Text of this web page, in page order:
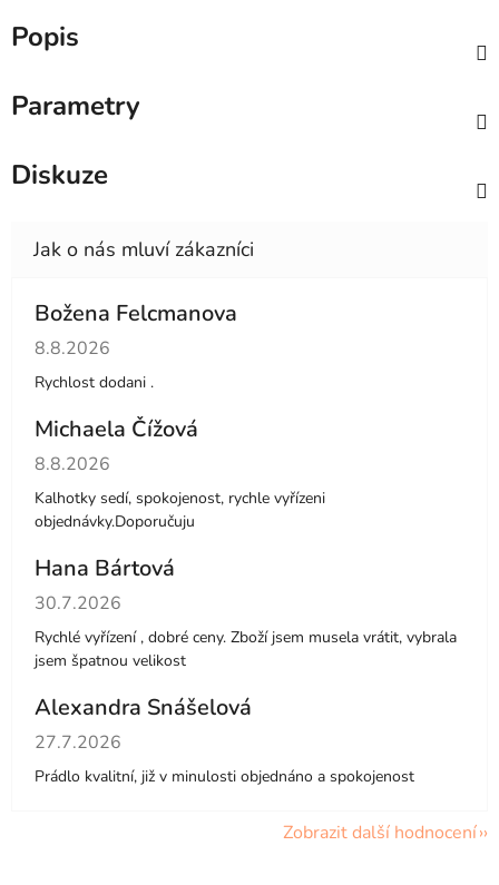
Popis
Parametry
Diskuze
Božena Felcmanova
Hodnocení obchodu je 5 z 5 hvězdiček.
8.8.2026
Rychlost dodani .
Michaela Čížová
Hodnocení obchodu je 5 z 5 hvězdiček.
8.8.2026
Kalhotky sedí, spokojenost, rychle vyřízeni
objednávky.Doporučuju
Hana Bártová
Hodnocení obchodu je 4 z 5 hvězdiček.
30.7.2026
Rychlé vyřízení , dobré ceny. Zboží jsem musela vrátit, vybrala
jsem špatnou velikost
Alexandra Snášelová
Hodnocení obchodu je 5 z 5 hvězdiček.
27.7.2026
Prádlo kvalitní, již v minulosti objednáno a spokojenost
Zobrazit další hodnocení